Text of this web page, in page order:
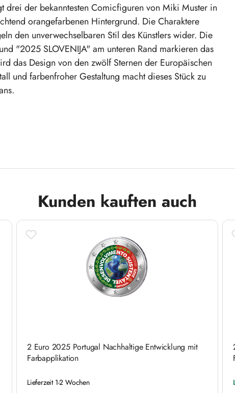
der bekanntesten Comicfiguren von Miki Muster in
orangefarbenen Hintergrund. Die Charaktere
den unverwechselbaren Stil des Künstlers wider. Die
"2025 SLOVENIJA" am unteren Rand markieren das
das Design von den zwölf Sternen der Europäischen
und farbenfroher Gestaltung macht dieses Stück zu
Hintergrund
und feiern Sie den 100. Geburtstag eines
Kunden kauften auch
2 Euro 2025 Portugal Nachhaltige Entwicklung mit
Farbapplikation
Lieferzeit 1-2 Wochen